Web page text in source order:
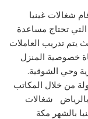
شغالات غينيا
التي تحتاج مساعدة
يتم تدريب العاملات
خصوصية المنزل
وحي الشوقية.
من خلال المكاتب
بالرياض شغالات
بالشهر مكة